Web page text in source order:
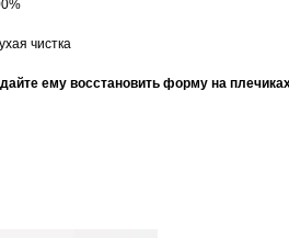
чистка
ему восстановить форму на